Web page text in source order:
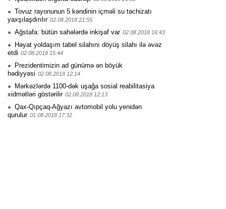
Tovuz rayonunun 5 kəndinin içməli su təchizatı
yaxşılaşdırılır 02.08.2018 21:55
Ağstafa: bütün sahələrdə inkişaf var 02.08.2018 16:43
Həyat yoldaşım tabel silahını döyüş silahı ilə əvəz
etdi 02.08.2018 15:44
Prezidentimizin ad günümə ən böyük
hədiyyəsi 02.08.2018 12:14
Mərkəzlərdə 1100-dək uşağa sosial reabilitasiya
xidmətləri göstərilir 02.08.2018 12:13
Qax-Qıpçaq-Ağyazı avtomobil yolu yenidən
qurulur 01.08.2018 17:32